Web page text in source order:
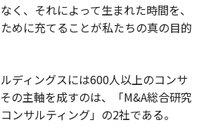
く、それによって生まれた時間を、
めに充てることが私たちの真の目的
ディングスには600人以上のコンサ
の主軸を成すのは、「M&A総合研究
ンサルティング」の2社である。